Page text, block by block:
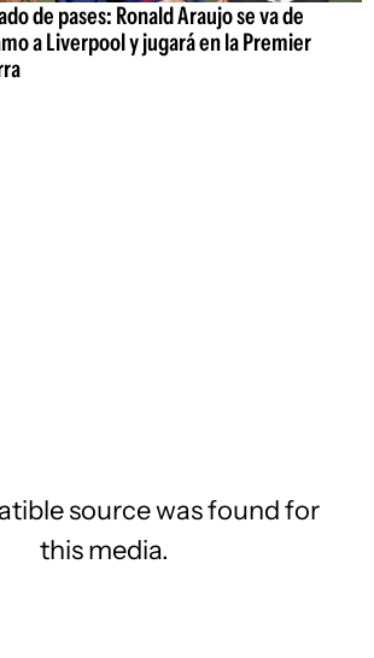
de pases: Ronald Araujo se va de
a Liverpool y jugará en la Premier
source was found for
this media.